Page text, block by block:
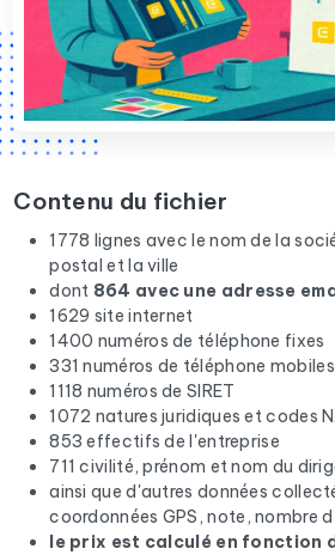
Contenu du fichier
1778 lignes avec le nom de la
postal et la ville
dont 864 avec une adresse
1629 site internet
1400 numéros de téléphone fixes
331 numéros de téléphone mobiles
1118 numéros de SIRET
1072 natures juridiques et codes
853 effectifs de l'entreprise
711 civilité, prénom et nom du
ainsi que d'autres données
coordonnées GPS, note, nombre
le prix est calculé en fonction